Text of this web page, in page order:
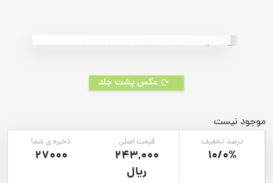
عکس پشت جلد
موجود نیست
درصد تخفیف
10/0%
قیمت اصلی
243,000
ریال
ذخیره ی شما
27000